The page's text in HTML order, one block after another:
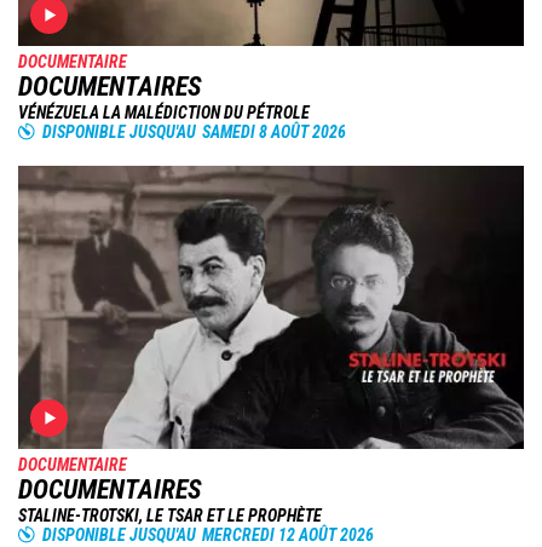
DOCUMENTAIRE
DOCUMENTAIRES
VÉNÉZUELA LA MALÉDICTION DU PÉTROLE
DISPONIBLE JUSQU'AU SAMEDI 8 AOÛT 2026
Image
DOCUMENTAIRE
DOCUMENTAIRES
STALINE-TROTSKI, LE TSAR ET LE PROPHÈTE
DISPONIBLE JUSQU'AU MERCREDI 12 AOÛT 2026